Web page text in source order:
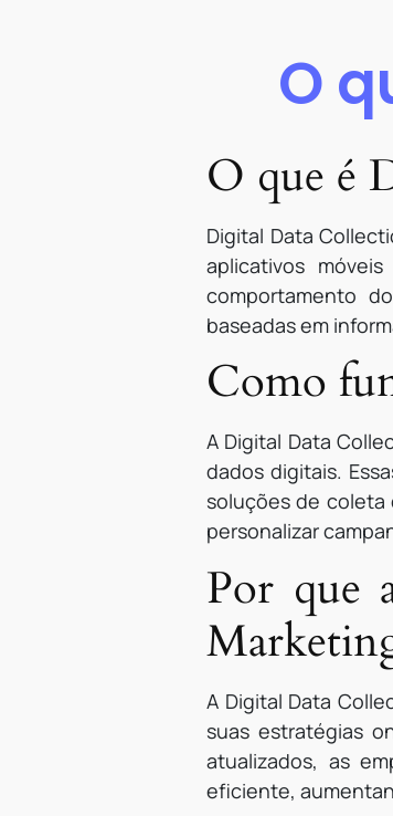
O
O que é
Digital Data
aplicativos
comportamento
baseadas em
Como
A Digital Data
dados digitais.
soluções de coleta
personalizar
Por que
A Digital Data
suas estratégias
atualizados, as
eficiente,